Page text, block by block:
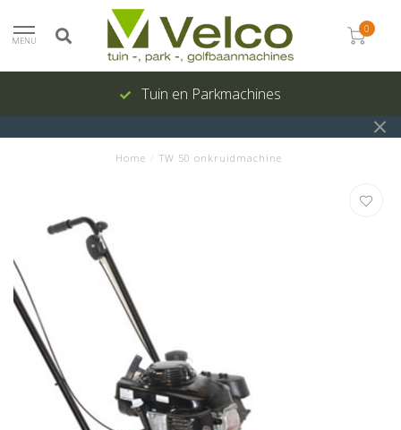
MENU
0
Tuin en Parkmachines
Home TW 50 onkruidmachine